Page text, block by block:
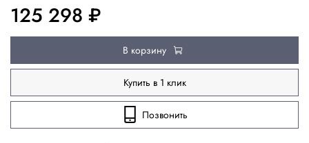
125 298 ₽
В корзину
Купить в 1 клик
Позвонить